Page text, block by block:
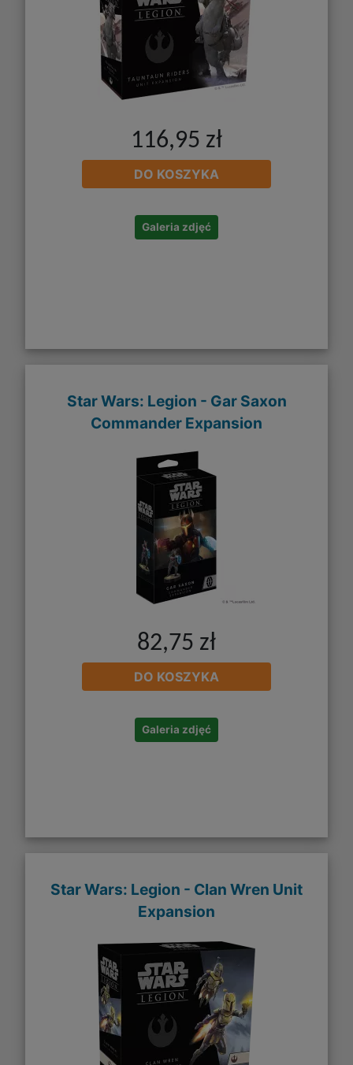
116,95 zł
DO KOSZYKA
Galeria zdjęć
Star Wars: Legion - Gar Saxon
Commander Expansion
82,75 zł
DO KOSZYKA
Galeria zdjęć
Star Wars: Legion - Clan Wren Unit
Expansion